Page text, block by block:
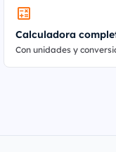
Calculadora
Con unidades y